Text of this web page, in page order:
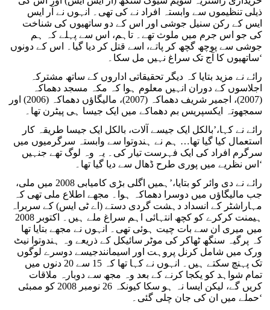
ذیلی تنظیموں سے وابستہ افراد نے کی تھی۔ انہوں نے آر ایس
ایس کے رکن سنیل جوشی اور اس کے دو ساتھیوں کی شناخت
کی جو اس جرم میں ملوث تھے۔ تاہم، اس سے پہلے کہ ہم
جوشی سے پوچھ گچھ کر پاتے، اسے قتل کر دیا گیا۔ اس کے دونوں
ساتھیوں کا آج تک سراغ نہیں مل سکا۔‘
رائے نے مزید بتایا کہ دیگر تحقیقاتی اداروں کے ساتھ مشترکہ
اجلاسوں کے دوران انہیں معلوم ہوا کہ مکہ مسجد دھماکہ
(2007)، اجمیر شریف دھماکہ (2007)، مالیگاؤں دھماکہ (2006) اور
سمجھوتہ ایکسپریس بم دھماکے میں ایک جیسا ہی پیٹرن تھا۔
رائے نے کہا،’بالکل ایک جیسے آلات، بالکل ایک جیسا طریقہ کار
استعمال کیا گیا تھا… ہم نے ہندوتوا سے وابستہ سرگرمیوں میں
سرگرم افراد کی ایک فہرست تیار کی۔ یہ وہ لوگ تھے جنہیں
اس نظریے میں پوری طرح ڈھال سے دیا گیا تھا۔‘
رائے نے دی وائر کو بتایا،’ہمیں اگلی بڑی کامیابی 2008 میں ملی،
جب مالیگاؤں میں دوسرا دھماکہ ہوا۔ مجھے اطلاع ملی تھی کہ
مہاراشٹر کے انسداد دہشت گردی دستے (اے ٹی ایس) کے سربراہ
ہیمنت کرکرے کو کچھ انتہائی اہم سراغ ملے ہیں۔ اکتوبر 2008
میں میری ان سے بات چیت ہوئی تھی۔ انہوں نے مجھے بتایا تھا
کہ پرگیہ سنگھ ٹھاکر کی موٹر سائیکل کے ذریعے وہ ہندوتوا نیٹ
ورک میں شامل کرنل پروہت اور اسیمانندجیسے دوسرے لوگوں
تک پہنچ سکتے ہیں۔ انہوں نے کہا تھا کہ 15 سے 20 دنوں میں
تمام شواہد کو یکجا کرنے کے بعد وہ مجھ سے دوبارہ ملاقات
کریں گے، لیکن ایسا نہ ہو سکا کیونکہ 26 نومبر 2008 کو ممبئی
حملے میں ان کی جان چلی گئی۔‘